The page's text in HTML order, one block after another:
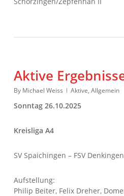
Aktive
By Michael Weiss Aktive, Allgemein
Sonntag 26.10.2025
Kreisliga A4
SV Spaichingen –
Aufstellung:
Philip Beiter, Felix Dreher,